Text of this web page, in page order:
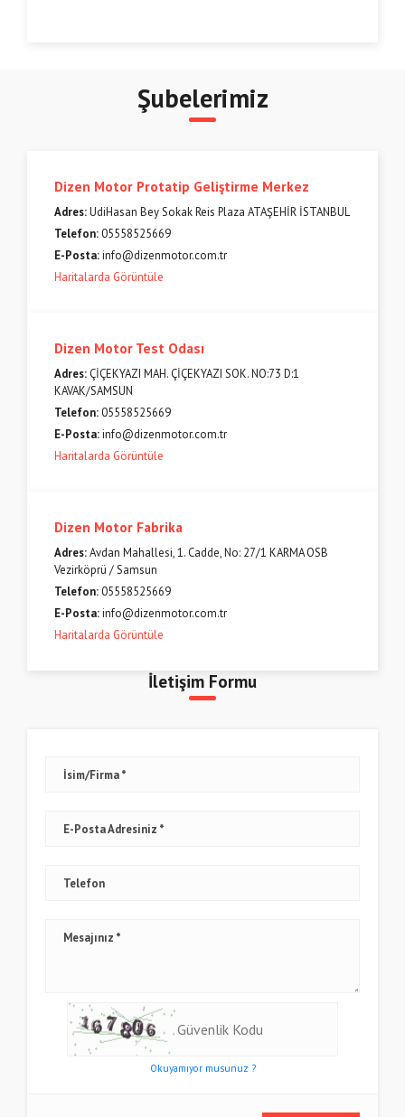
Şubelerimiz
Dizen Motor Protatip Geliştirme Merkez
Adres:UdiHasan Bey Sokak Reis Plaza ATAŞEHİR İSTANBUL
Telefon:05558525669
E-Posta:info@dizenmotor.com.tr
Haritalarda Görüntüle
Dizen Motor Test Odası
Adres: ÇİÇEKYAZI MAH. ÇİÇEKYAZI SOK. NO:73 D:1
KAVAK/SAMSUN
Telefon:05558525669
E-Posta:info@dizenmotor.com.tr
Haritalarda Görüntüle
Dizen Motor Fabrika
Adres:Avdan Mahallesi, 1. Cadde, No: 27/1 KARMA OSB
Vezirköprü / Samsun
Telefon:05558525669
E-Posta:info@dizenmotor.com.tr
Haritalarda Görüntüle
İletişim Formu
İsim/Firma
E-Posta Adresiniz
Telefon
Mesajınız
Okuyamıyor musunuz ?